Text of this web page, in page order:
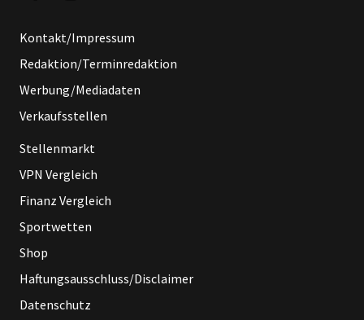
Kontakt/Impressum
Redaktion/Terminredaktion
Werbung/Mediadaten
Verkaufsstellen
Stellenmarkt
VPN Vergleich
Finanz Vergleich
Sportwetten
Shop
Haftungsausschluss/Disclaimer
Datenschutz